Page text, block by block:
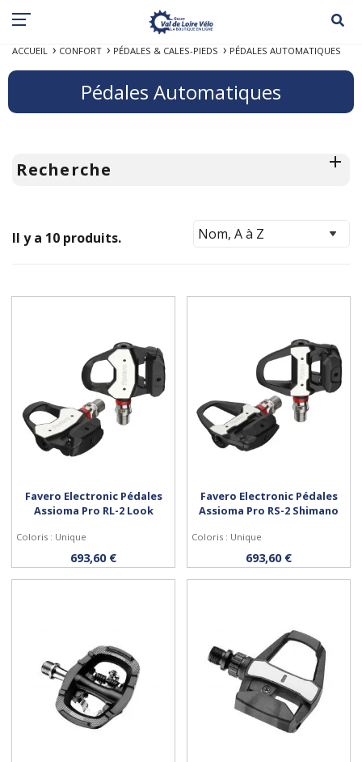
ACCUEIL CONFORT PÉDALES & CALES-PIEDS PÉDALES AUTOMATIQUES
Pédales Automatiques
Recherche
Il y a 10 produits.
Acheter
Favero Electronic Pédales
Assioma Pro RL-2 Look
Coloris : Unique
693,60 € Acheter
Favero Electronic Pédales
Assioma Pro RS-2 Shimano
Coloris : Unique
693,60 €